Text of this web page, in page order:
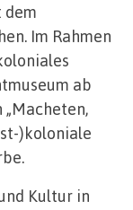
dem
Im Rahmen
ab
)koloniale
Kultur in